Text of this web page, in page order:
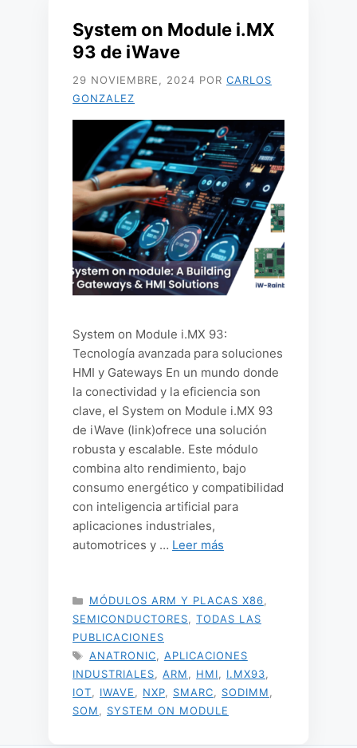
System on Module i.MX
93 de iWave
29 NOVIEMBRE, 2024 POR CARLOS
GONZALEZ
System on Module i.MX 93:
Tecnología avanzada para soluciones
HMI y Gateways En un mundo donde
la conectividad y la eficiencia son
clave, el System on Module i.MX 93
de iWave (link)ofrece una solución
robusta y escalable. Este módulo
combina alto rendimiento, bajo
consumo energético y compatibilidad
con inteligencia artificial para
aplicaciones industriales,
automotrices y … Leer más
CATEGORÍAS
MÓDULOS ARM Y PLACAS X86
SEMICONDUCTORES
TODAS LAS
PUBLICACIONES
ETIQUETAS
ANATRONIC
APLICACIONES
INDUSTRIALES
ARM HMI I.MX93
IOT
IWAVE NXP SMARC SODIMM
SOM
SYSTEM ON MODULE